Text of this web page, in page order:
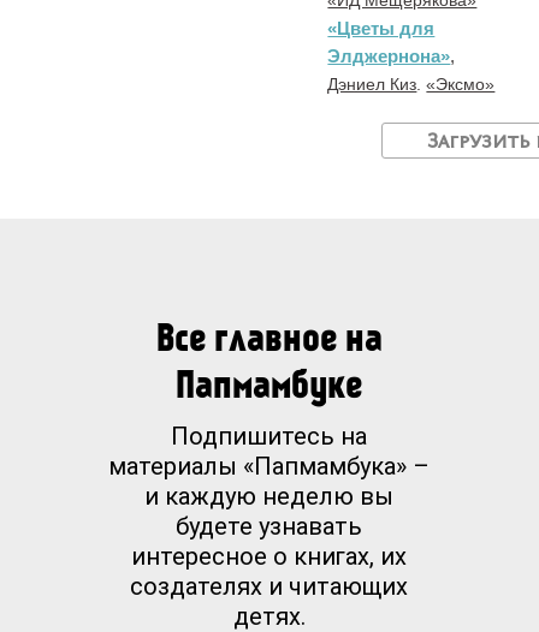
«Цветы для
Элджернона»,
Дэниел Киз «Эксмо»
Все главное на
Папмамбуке
Подпишитесь на
материалы «Папмамбука» –
и каждую неделю вы
будете узнавать
интересное о книгах, их
создателях и читающих
детях.